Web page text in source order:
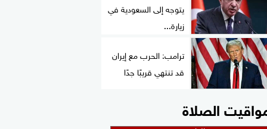
يتوجه إلى السعودية في
زيارة...
ترامب: الحرب مع إيران
قد تنتهي قريبًا جدًا
الصلاة